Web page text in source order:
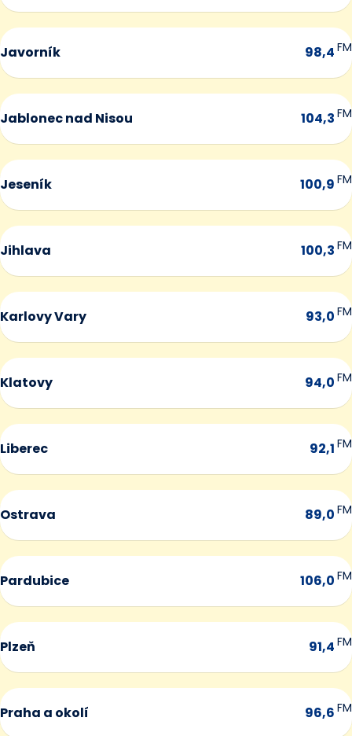
Javorník 98,4 FM
Jablonec nad Nisou 104,3 FM
Jeseník 100,9 FM
Jihlava 100,3 FM
Karlovy Vary 93,0 FM
Klatovy 94,0 FM
Liberec 92,1 FM
Ostrava 89,0 FM
Pardubice 106,0 FM
Plzeň 91,4 FM
Praha a okolí 96,6 FM